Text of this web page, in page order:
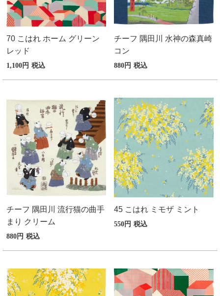
70 こはれ ホーム グリーン
レッド
1,100 税込
チーフ 隅田川 水神の森真崎
コン
880 税込
チーフ 隅田川 流行猫の曲手
まり クリーム
880 税込
45 こはれ ミモザ ミント
550 税込